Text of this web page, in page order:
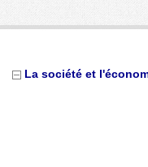
La société et